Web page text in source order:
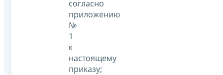
согласно
приложению
№
1
к
настоящему
приказу;